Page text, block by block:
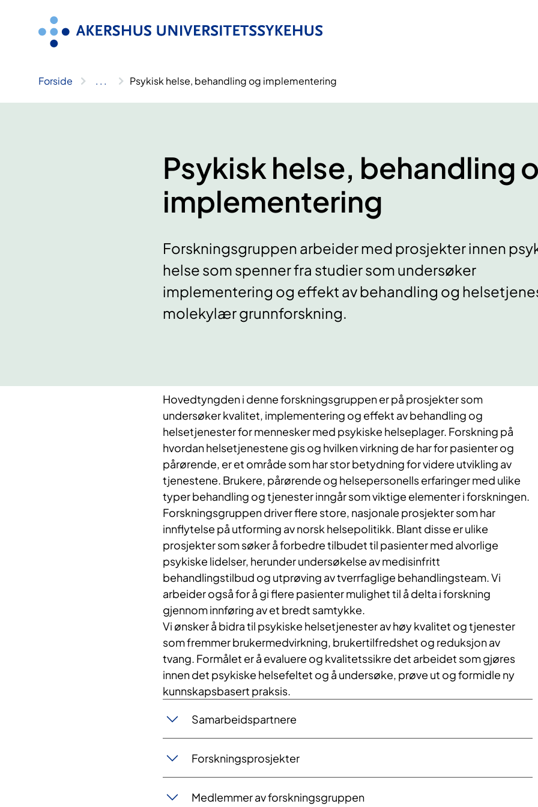
Forside .. . Psykisk helse, behandling og implementering
Psykisk helse, behandling
implementering
Forskningsgruppen arbeider med prosjekter innen
helse som spenner fra studier som undersøker
implementering og effekt av behandling og
molekylær grunnforskning.
Hovedtyngden i denne forskningsgruppen er på prosjekter som
undersøker kvalitet, implementering og effekt av behandling og
helsetjenester for mennesker med psykiske helseplager. Forskning på
hvordan helsetjenestene gis og hvilken virkning de har for pasienter og
pårørende, er et område som har stor betydning for videre utvikling av
tjenestene. Brukere, pårørende og helsepersonells erfaringer med ulike
typer behandling og tjenester inngår som viktige elementer i forskningen.
Forskningsgruppen driver flere store, nasjonale prosjekter som har
innflytelse på utforming av norsk helsepolitikk. Blant disse er ulike
prosjekter som søker å forbedre tilbudet til pasienter med alvorlige
psykiske lidelser, herunder undersøkelse av medisinfritt
behandlingstilbud og utprøving av tverrfaglige behandlingsteam. Vi
arbeider også for å gi flere pasienter mulighet til å delta i forskning
gjennom innføring av et bredt samtykke.
Vi ønsker å bidra til psykiske helsetjenester av høy kvalitet og tjenester
som fremmer brukermedvirkning, brukertilfredshet og reduksjon av
tvang. Formålet er å evaluere og kvalitetssikre det arbeidet som gjøres
innen det psykiske helsefeltet og å undersøke, prøve ut og formidle ny
kunnskapsbasert praksis.
Samarbeidspartnere
Forskningsprosjekter
Medlemmer av forskningsgruppen